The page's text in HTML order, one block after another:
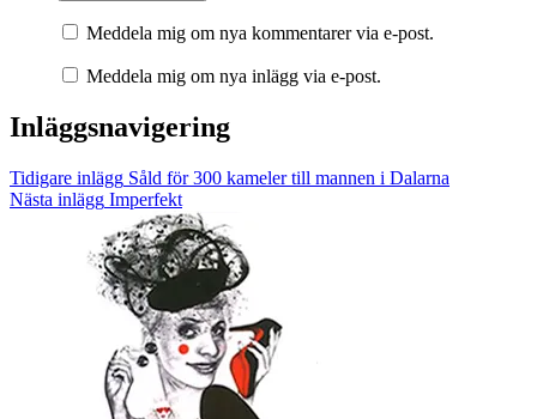
Meddela mig om nya kommentarer via e-post.
Meddela mig om nya inlägg via e-post.
Inläggsnavigering
Tidigare inlägg Såld för 300 kameler till mannen i Dalarna
Nästa inlägg Imperfekt